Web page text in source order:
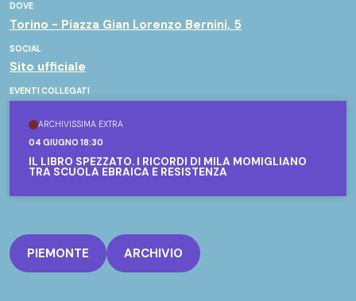
DOVE
Torino - Piazza Gian Lorenzo Bernini, 5
SOCIAL
Sito ufficiale
EVENTI COLLEGATI
ARCHIVISSIMA EXTRA
04 GIUGNO 18:30
IL LIBRO SPEZZATO. I RICORDI DI MILA MOMIGLIANO
TRA SCUOLA EBRAICA E RESISTENZA
PIEMONTE ARCHIVIO